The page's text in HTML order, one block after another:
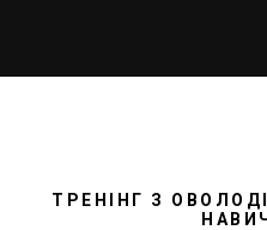
ТРЕНІНГ З